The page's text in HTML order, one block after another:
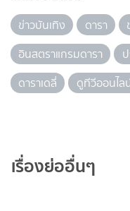
ข่าวบันเทิง ดารา
อินสตราแกรมดารา
ดาราเดลี่
ดูทีวีออนไล
เรื่องย่ออื่นๆ